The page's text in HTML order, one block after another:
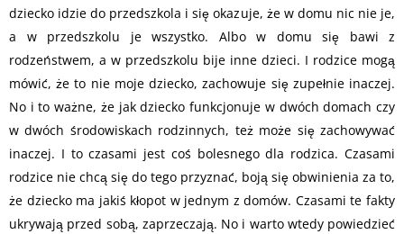
dziecko idzie do przedszkola i się okazuje, że w domu nic nie je,
a w przedszkolu je wszystko. Albo w domu się bawi z
rodzeństwem, a w przedszkolu bije inne dzieci. I rodzice mogą
mówić, że to nie moje dziecko, zachowuje się zupełnie inaczej.
No i to ważne, że jak dziecko funkcjonuje w dwóch domach czy
w dwóch środowiskach rodzinnych, też może się zachowywać
inaczej. I to czasami jest coś bolesnego dla rodzica. Czasami
rodzice nie chcą się do tego przyznać, boją się obwinienia za to,
że dziecko ma jakiś kłopot w jednym z domów. Czasami te fakty
ukrywają przed sobą, zaprzeczają. No i warto wtedy powiedzieć